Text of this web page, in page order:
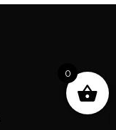
0